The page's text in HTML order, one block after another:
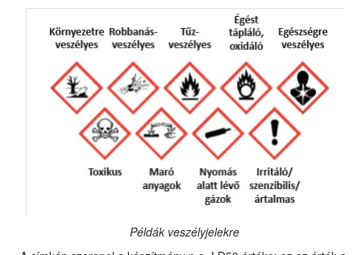
Példák veszélyjelekre